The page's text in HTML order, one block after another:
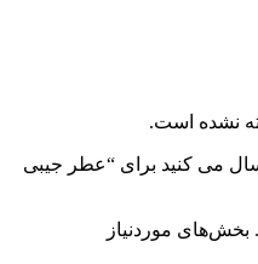
نشده است.
می کنید برای “عطر جیبی
بخش‌های موردنیاز